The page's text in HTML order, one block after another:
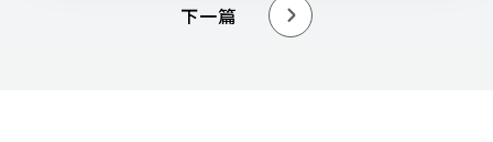
下一篇